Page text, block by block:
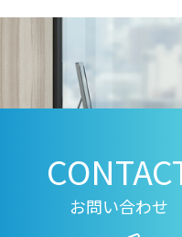
お問い合わせ